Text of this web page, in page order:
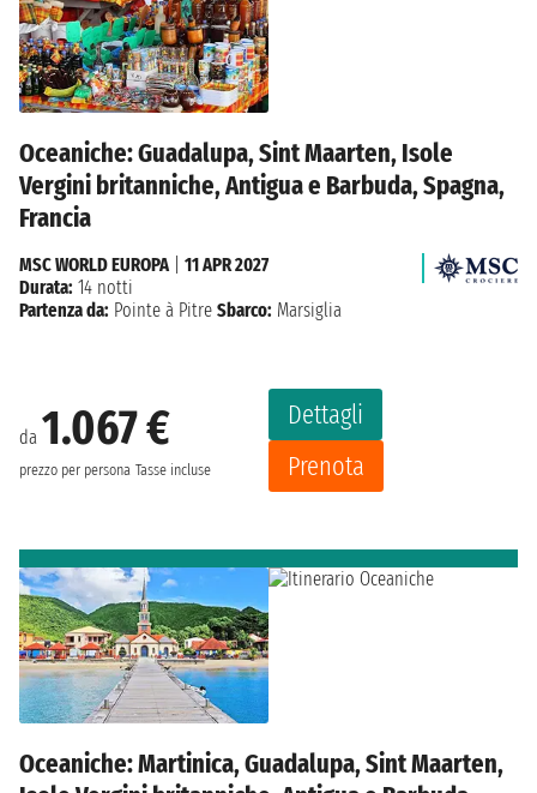
Oceaniche: Guadalupa, Sint Maarten, Isole
Vergini britanniche, Antigua e Barbuda, Spagna,
Francia
da 1.067 €
prezzo per persona Tasse incluse
Dettagli
Prenota
MSC WORLD EUROPA| 11 APR 2027
Durata: 14 notti
Partenza da: Pointe à Pitre Sbarco: Marsiglia
Oceaniche: Martinica, Guadalupa, Sint Maarten,